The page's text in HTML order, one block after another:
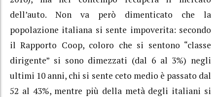
dell’auto. Non va però dimenticato che la
popolazione italiana si sente impoverita: secondo
il Rapporto Coop, coloro che si sentono “classe
dirigente” si sono dimezzati (dal 6 al 3%) negli
ultimi 10 anni, chi si sente ceto medio è passato dal
52 al 43%, mentre più della metà degli italiani si